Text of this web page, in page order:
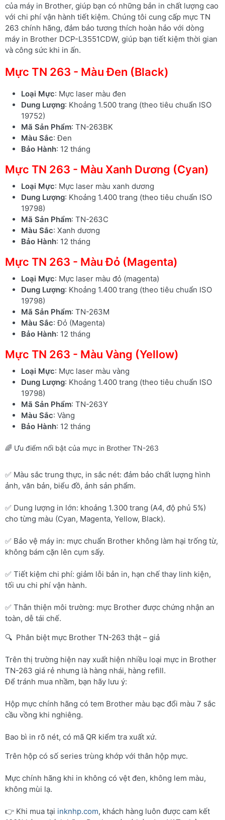
của máy in Brother, giúp bạn có những bản in chất lượng cao
với chi phí vận hành tiết kiệm. Chúng tôi cung cấp mực TN
263 chính hãng, đảm bảo tương thích hoàn hảo với dòng
máy in Brother DCP-L3551CDW, giúp bạn tiết kiệm thời gian
và công sức khi in ấn.
Mực TN 263 - Màu Đen (Black)
Loại Mực: Mực laser màu đen
Dung Lượng: Khoảng 1.500 trang (theo tiêu chuẩn ISO
19752)
Mã Sản Phẩm: TN-263BK
Màu Sắc: Đen
Bảo Hành: 12 tháng
Mực TN 263 - Màu Xanh Dương (Cyan)
Loại Mực: Mực laser màu xanh dương
Dung Lượng: Khoảng 1.400 trang (theo tiêu chuẩn ISO
19798)
Mã Sản Phẩm: TN-263C
Màu Sắc: Xanh dương
Bảo Hành: 12 tháng
Mực TN 263 - Màu Đỏ (Magenta)
Loại Mực: Mực laser màu đỏ (magenta)
Dung Lượng: Khoảng 1.400 trang (theo tiêu chuẩn ISO
19798)
Mã Sản Phẩm: TN-263M
Màu Sắc: Đỏ (Magenta)
Bảo Hành: 12 tháng
Mực TN 263 - Màu Vàng (Yellow)
Loại Mực: Mực laser màu vàng
Dung Lượng: Khoảng 1.400 trang (theo tiêu chuẩn ISO
19798)
Mã Sản Phẩm: TN-263Y
Màu Sắc: Vàng
Bảo Hành: 12 tháng
🌈 Ưu điểm nổi bật của mực in Brother TN-263
✅ Màu sắc trung thực, in sắc nét: đảm bảo chất lượng hình
ảnh, văn bản, biểu đồ, ảnh sản phẩm.
✅ Dung lượng in lớn: khoảng 1.300 trang (A4, độ phủ 5%)
cho từng màu (Cyan, Magenta, Yellow, Black).
✅ Bảo vệ máy in: mực chuẩn Brother không làm hại trống từ,
không bám cặn lên cụm sấy.
✅ Tiết kiệm chi phí: giảm lỗi bản in, hạn chế thay linh kiện,
tối ưu chi phí vận hành.
✅ Thân thiện môi trường: mực Brother được chứng nhận an
toàn, dễ tái chế.
🔍 Phân biệt mực Brother TN-263 thật – giả
Trên thị trường hiện nay xuất hiện nhiều loại mực in Brother
TN-263 giá rẻ nhưng là hàng nhái, hàng refill.
Để tránh mua nhầm, bạn hãy lưu ý:
Hộp mực chính hãng có tem Brother màu bạc đổi màu 7 sắc
cầu vồng khi nghiêng.
Bao bì in rõ nét, có mã QR kiểm tra xuất xứ.
Trên hộp có số series trùng khớp với thân hộp mực.
Mực chính hãng khi in không có vệt đen, không lem màu,
không mùi lạ.
👉 Khi mua tại inknhp.com, khách hàng luôn được cam kết